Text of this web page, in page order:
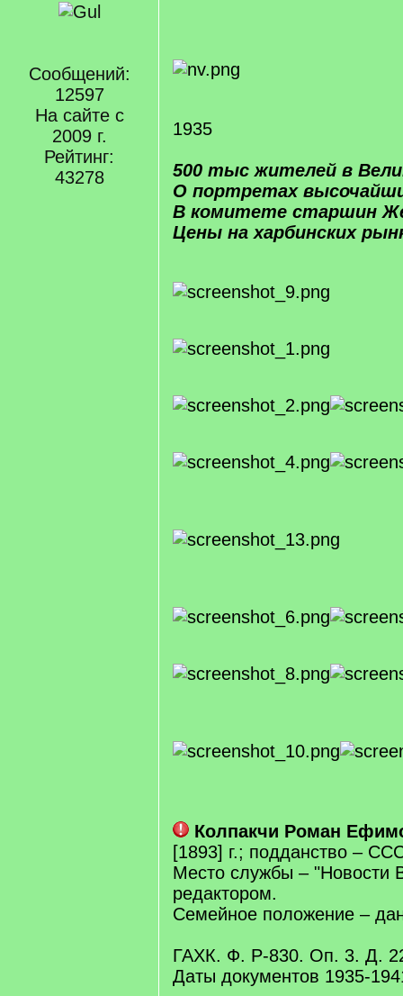
Сообщений:
12597
На сайте с
2009 г.
Рейтинг:
43278
1935
500 тыс жителей в
О портретах
В комитете старшин
Цены на харбинских
Колпакчи Роман
[1893] г.; подданство –
Место службы – "Новости
редактором.
Семейное положение –
ГАХК. Ф. Р-830. Оп. 3. Д.
Даты документов 1935-